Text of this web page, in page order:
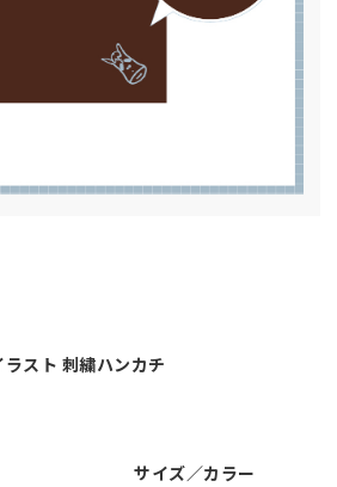
ラスト 刺繍ハンカチ
サイズ／カラー